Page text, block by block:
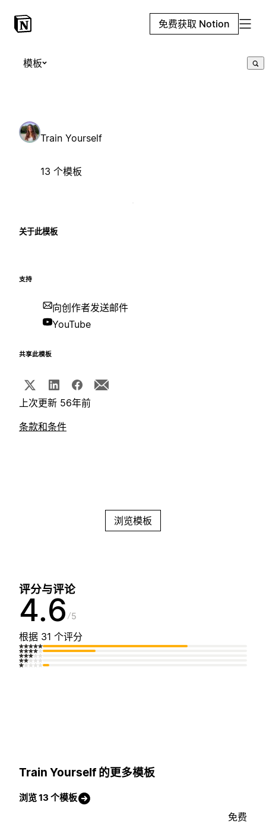
免费获取 Notion
模板
Train Yourself
13 个模板
关于此模板
支持
向创作者发送邮件
YouTube
共享此模板
上次更新 56年前
条款和条件
浏览模板
评分与评论
4.6 5
根据 31 个评分
Train Yourself 的更多模板
浏览 13 个模板
免费